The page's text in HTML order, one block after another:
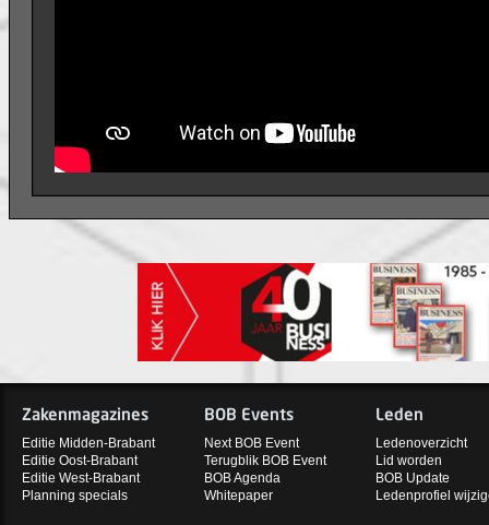
Zakenmagazines
Editie Midden-Brabant
Editie Oost-Brabant
Editie West-Brabant
Planning specials
BOB Events
Next BOB Event
Terugblik BOB Event
BOB Agenda
Whitepaper
Leden
Ledenoverzicht
Lid worden
BOB Update
Ledenprofiel